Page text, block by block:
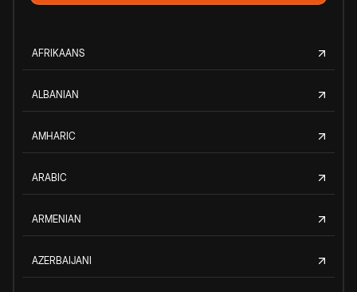
AFRIKAANS
ALBANIAN
AMHARIC
ARABIC
ARMENIAN
AZERBAIJANI